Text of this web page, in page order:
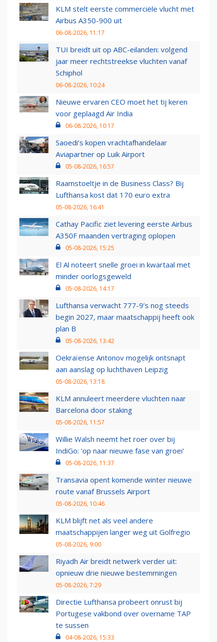
KLM stelt eerste commerciële vlucht met
Airbus A350-900 uit
06-08-2026, 11:17
TUI breidt uit op ABC-eilanden: volgend
jaar meer rechtstreekse vluchten vanaf
Schiphol
06-08-2026, 10:24
Nieuwe ervaren CEO moet het tij keren
voor geplaagd Air India
06-08-2026, 10:17
Saoedi’s kopen vrachtafhandelaar
Aviapartner op Luik Airport
05-08-2026, 16:57
Raamstoeltje in de Business Class? Bij
Lufthansa kost dat 170 euro extra
05-08-2026, 16:41
Cathay Pacific ziet levering eerste Airbus
A350F maanden vertraging oplopen
05-08-2026, 15:25
El Al noteert snelle groei in kwartaal met
minder oorlogsgeweld
05-08-2026, 14:17
Lufthansa verwacht 777-9’s nog steeds
begin 2027, maar maatschappij heeft ook
plan B
05-08-2026, 13:42
Oekraïense Antonov mogelijk ontsnapt
aan aanslag op luchthaven Leipzig
05-08-2026, 13:18
KLM annuleert meerdere vluchten naar
Barcelona door staking
05-08-2026, 11:57
Willie Walsh neemt het roer over bij
IndiGo: 'op naar nieuwe fase van groei'
05-08-2026, 11:37
Transavia opent komende winter nieuwe
route vanaf Brussels Airport
05-08-2026, 10:46
KLM blijft net als veel andere
maatschappijen langer weg uit Golfregio
05-08-2026, 9:00
Riyadh Air breidt netwerk verder uit:
opnieuw drie nieuwe bestemmingen
05-08-2026, 7:29
Directie Lufthansa probeert onrust bij
Portugese vakbond over overname TAP
te sussen
04-08-2026, 15:33